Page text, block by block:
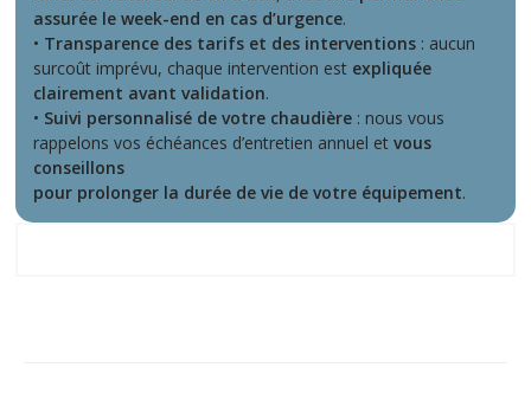
assurée le week-end en cas d’urgence.
• Transparence des tarifs et des interventions : aucun
surcoût imprévu, chaque intervention est expliquée
clairement avant validation.
• Suivi personnalisé de votre chaudière : nous vous
rappelons vos échéances d’entretien annuel et vous
conseillons
pour prolonger la durée de vie de votre équipement.